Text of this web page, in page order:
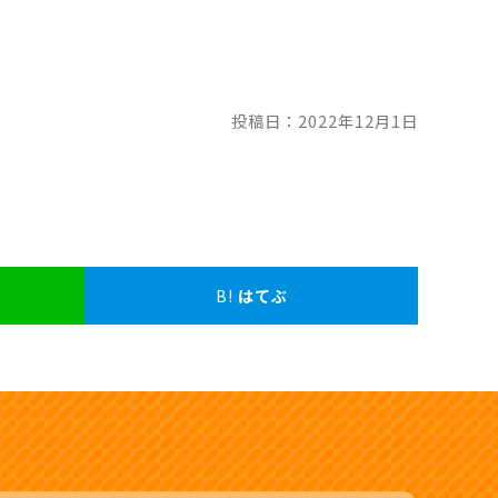
投稿日：2022年12月1日
B! はてぶ